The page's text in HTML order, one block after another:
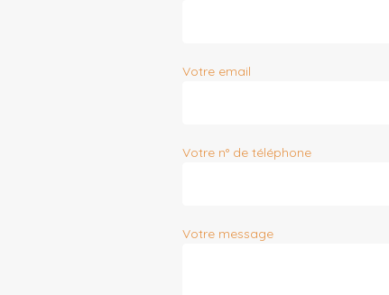
Votre email
Votre n° de téléphone
Votre message